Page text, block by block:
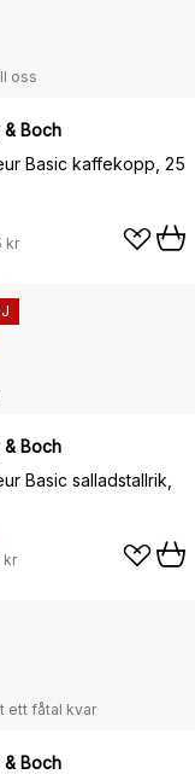
oss
Boch
Basic kaffekopp, 25
kr
Boch
Basic salladstallrik,
kr
ett fåtal kvar
Boch